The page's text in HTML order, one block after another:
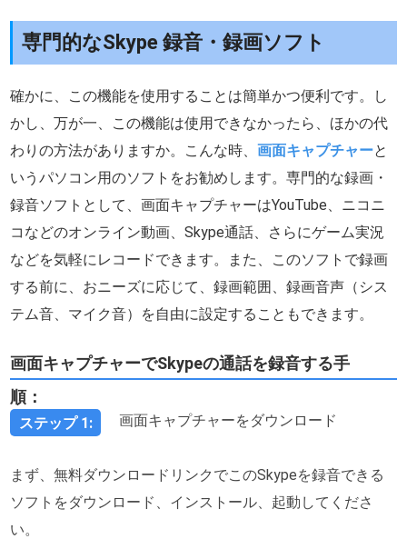
専門的なSkype 録音・録画ソフト
確かに、この機能を使用することは簡単かつ便利です。し
かし、万が一、この機能は使用できなかったら、ほかの代
わりの方法がありますか。こんな時、画面キャプチャーと
いうパソコン用のソフトをお勧めします。専門的な録画・
録音ソフトとして、画面キャプチャーはYouTube、ニコニ
コなどのオンライン動画、Skype通話、さらにゲーム実況
などを気軽にレコードできます。また、このソフトで録画
する前に、おニーズに応じて、録画範囲、録画音声（シス
テム音、マイク音）を自由に設定することもできます。
画面キャプチャーでSkypeの通話を録音する手
順：
ステップ 1: 画面キャプチャーをダウンロード
まず、無料ダウンロードリンクでこのSkypeを録音できる
ソフトをダウンロード、インストール、起動してくださ
い。